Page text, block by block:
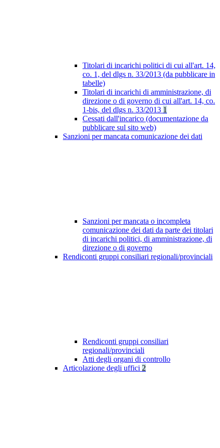
Titolari di incarichi politici di cui all'art. 14,
co. 1, del dlgs n. 33/2013 (da pubblicare in
tabelle)
Titolari di incarichi di amministrazione, di
direzione o di governo di cui all'art. 14, co.
1-bis, del dlgs n. 33/2013 1
Cessati dall'incarico (documentazione da
pubblicare sul sito web)
Sanzioni per mancata comunicazione dei dati
Sanzioni per mancata o incompleta
comunicazione dei dati da parte dei titolari
di incarichi politici, di amministrazione, di
direzione o di governo
Rendiconti gruppi consiliari regionali/provinciali
Rendiconti gruppi consiliari
regionali/provinciali
Atti degli organi di controllo
Articolazione degli uffici 2